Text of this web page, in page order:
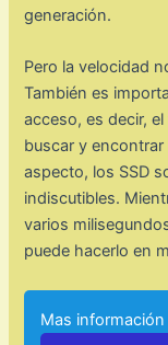
generación.
Pero la velocidad
También es
acceso, es decir,
buscar y
aspecto, los SSD
indiscutibles.
varios
puede hacerlo en
Mas información